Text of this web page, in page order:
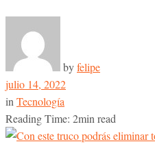
byfelipe
julio 14, 2022
inTecnología
Reading Time: 2min read